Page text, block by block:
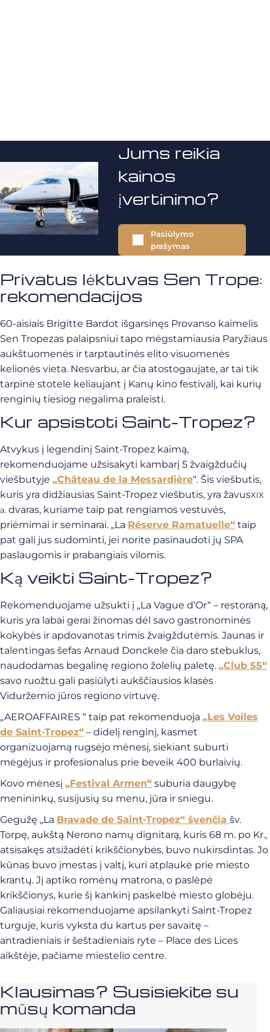
Jums reikia
kainos
įvertinimo?
Pasiūlymo
prašymas
Privatus lėktuvas Sen Trope:
rekomendacijos
60-aisiais Brigitte Bardot išgarsinęs Provanso kaimelis
Sen Tropezas palaipsniui tapo mėgstamiausia Paryžiaus
aukštuomenės ir tarptautinės elito visuomenės
kelionės vieta. Nesvarbu, ar čia atostogaujate, ar tai tik
tarpinė stotelė keliaujant į Kanų kino festivalį, kai kurių
renginių tiesiog negalima praleisti.
Kur apsistoti Saint-Tropez?
Atvykus į legendinį Saint-Tropez kaimą,
rekomenduojame užsisakyti kambarį 5 žvaigždučių
viešbutyje „Château de la Messardière“. Šis viešbutis,
kuris yra didžiausias Saint-Tropez viešbutis, yra žavusXIX
a. dvaras, kuriame taip pat rengiamos vestuvės,
priėmimai ir seminarai. „La Réserve Ramatuelle“ taip
pat gali jus sudominti, jei norite pasinaudoti jų SPA
paslaugomis ir prabangiais vilomis.
Ką veikti Saint-Tropez?
Rekomenduojame užsukti į „La Vague d’Or“ – restoraną,
kuris yra labai gerai žinomas dėl savo gastronominės
kokybės ir apdovanotas trimis žvaigždutėmis. Jaunas ir
talentingas šefas Arnaud Donckele čia daro stebuklus,
naudodamas begalinę regiono žolelių paletę. „Club 55“
savo ruožtu gali pasiūlyti aukščiausios klasės
Viduržemio jūros regiono virtuvę.
„AEROAFFAIRES “ taip pat rekomenduoja „Les Voiles
de Saint-Tropez“ – didelį renginį, kasmet
organizuojamą rugsėjo mėnesį, siekiant suburti
mėgėjus ir profesionalus prie beveik 400 burlaivių.
Kovo mėnesį „Festival Armen“ suburia daugybę
menininkų, susijusių su menu, jūra ir sniegu.
Gegužę „La Bravade de Saint-Tropez“ švenčia šv.
Torpę, aukštą Nerono namų dignitarą, kuris 68 m. po Kr.,
atsisakęs atsižadėti krikščionybės, buvo nukirsdintas. Jo
kūnas buvo įmestas į valtį, kuri atplaukė prie miesto
krantų. Jį aptiko romėnų matrona, o paslėpė
krikščionys, kurie šį kankinį paskelbė miesto globėju.
Galiausiai rekomenduojame apsilankyti Saint-Tropez
turguje, kuris vyksta du kartus per savaitę –
antradieniais ir šeštadieniais ryte – Place des Lices
aikštėje, pačiame miestelio centre.
Klausimas? Susisiekite su
mūsų komanda